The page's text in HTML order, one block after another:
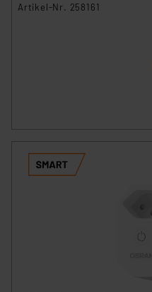
Artikel-Nr. 258161